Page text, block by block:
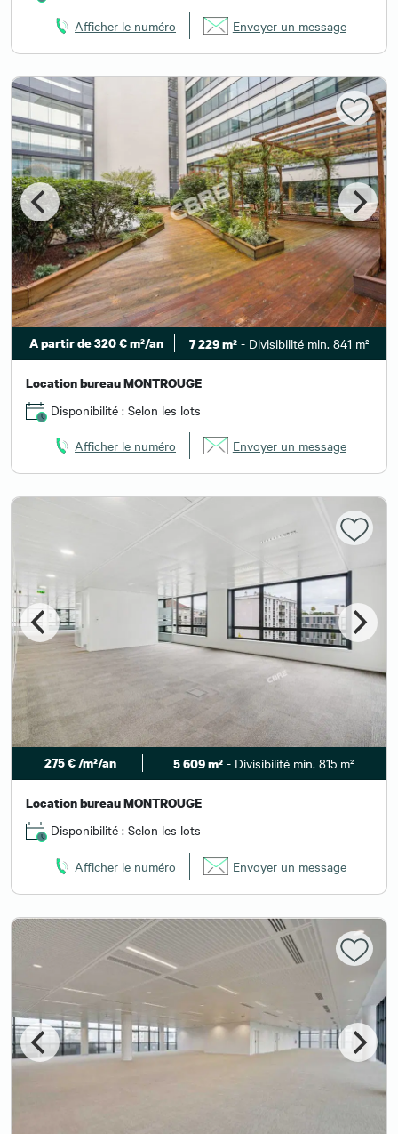
Afficher le numéro Envoyer un message
A partir de 320 € m²/an 7 229 m² - Divisibilité min. 841 m²
Location bureau MONTROUGE
Disponibilité : Selon les lots
Afficher le numéro Envoyer un message
275 € /m²/an 5 609 m² - Divisibilité min. 815 m²
Location bureau MONTROUGE
Disponibilité : Selon les lots
Afficher le numéro Envoyer un message